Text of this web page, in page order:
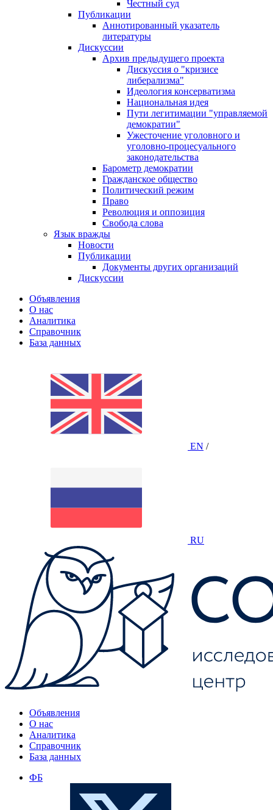
Честный суд
Публикации
Аннотированный указатель
литературы
Дискуссии
Архив предыдущего проекта
Дискуссия о "кризисе
либерализма"
Идеология консерватизма
Национальная идея
Пути легитимации "управляемой
демократии"
Ужесточение уголовного и
уголовно-процесуального
законодательства
Барометр демократии
Гражданское общество
Политический режим
Право
Революция и оппозиция
Свобода слова
Язык вражды
Новости
Публикации
Документы других организаций
Дискуссии
Объявления
О нас
Аналитика
Справочник
База данных
EN /
RU
Объявления
О нас
Аналитика
Справочник
База данных
ФБ